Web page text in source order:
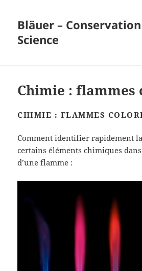
Bläuer –
Science
Chimie : flammes
CHIMIE : FLAMMES
Comment identifier rapidement
certains éléments chimiques
d’une flamme :